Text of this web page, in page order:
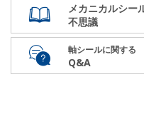
メカニカルシー
不思議
軸シールに関する
Q&A